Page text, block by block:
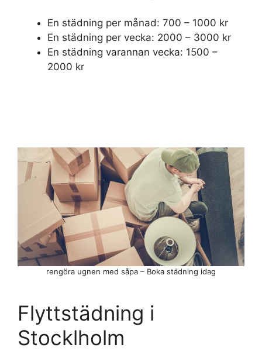
En städning per månad: 700 – 1000 kr
En städning per vecka: 2000 – 3000 kr
En städning varannan vecka: 1500 –
2000 kr
Flyttstädning i
Stocklholm
rengöra ugnen med såpa – Boka städning idag